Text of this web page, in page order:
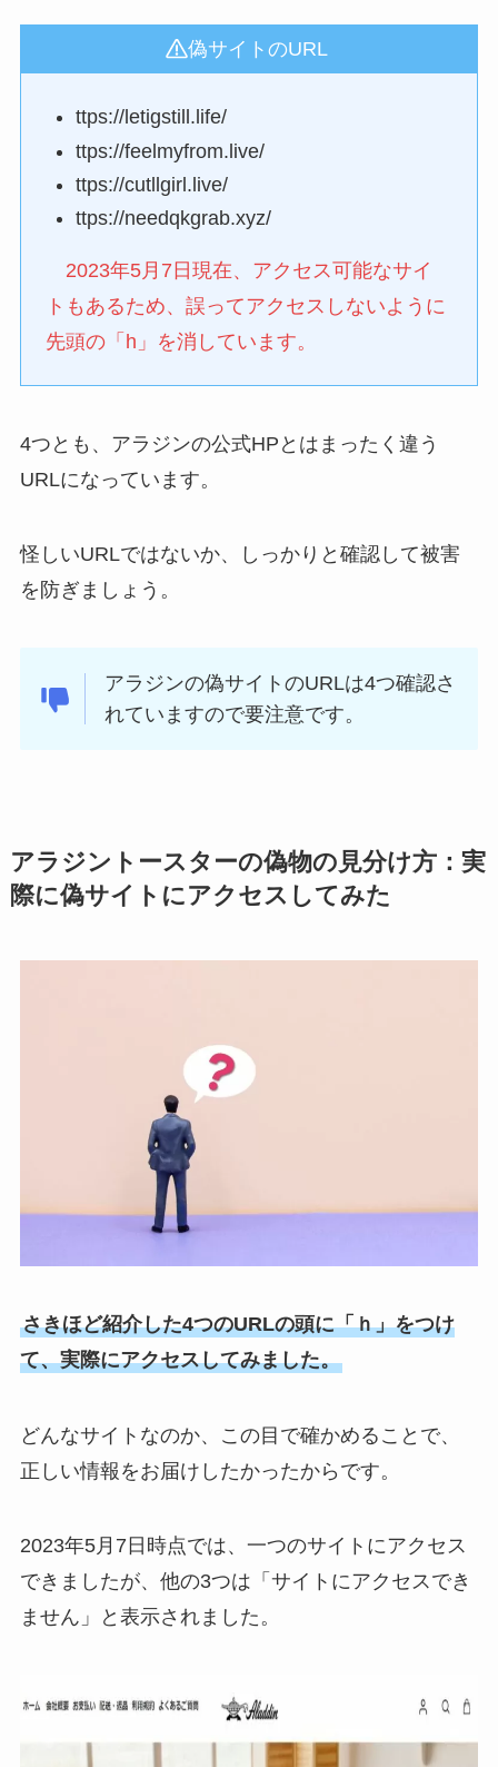
偽サイトのURL
ttps://letigstill.life/
ttps://feelmyfrom.live/
ttps://cutllgirl.live/
ttps://needqkgrab.xyz/
2023年5月7日現在、アクセス可能なサイ
トもあるため、誤ってアクセスしないように
先頭の「h」を消しています。
4つとも、アラジンの公式HPとはまったく違う
URLになっています。
怪しいURLではないか、しっかりと確認して被害
を防ぎましょう。
アラジンの偽サイトのURLは4つ確認さ
れていますので要注意です。
アラジントースターの偽物の見分け方：実
際に偽サイトにアクセスしてみた
さきほど紹介した4つのURLの頭に「ｈ」をつけ
て、実際にアクセスしてみました。
どんなサイトなのか、この目で確かめることで、
正しい情報をお届けしたかったからです。
2023年5月7日時点では、一つのサイトにアクセス
できましたが、他の3つは「サイトにアクセスでき
ません」と表示されました。